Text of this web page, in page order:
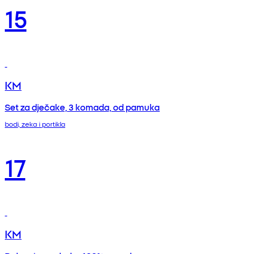
15
KM
Set za dječake, 3 komada, od pamuka
bodi, zeka i portikla
17
KM